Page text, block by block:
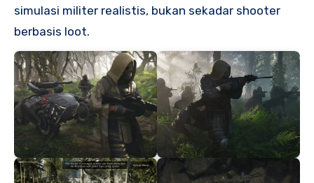
simulasi militer realistis, bukan sekadar shooter
berbasis loot.